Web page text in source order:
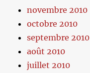
novembre 2010
octobre 2010
septembre 2010
août 2010
juillet 2010